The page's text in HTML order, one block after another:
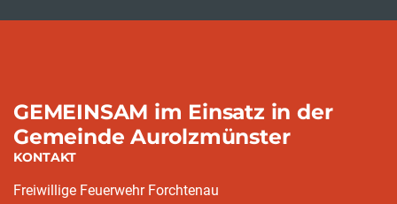
GEMEINSAM im Einsatz in der
Gemeinde Aurolzmünster
KONTAKT
Freiwillige Feuerwehr Forchtenau